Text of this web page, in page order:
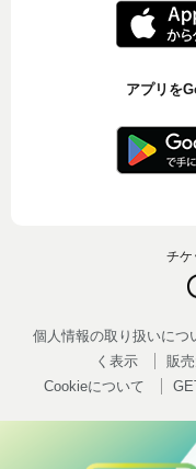
アプリを
チケ
個人情報の取り扱いにつ
く表示
販
Cookieについて